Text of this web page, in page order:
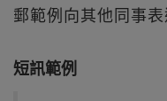
郵範例向其他同事表
短訊範例